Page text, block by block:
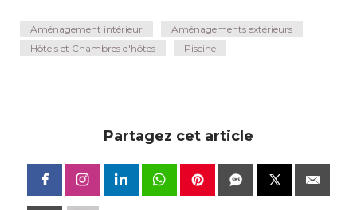
Aménagement intérieur
Aménagements extérieurs
Hôtels et Chambres d'hôtes
Piscine
Partagez cet article